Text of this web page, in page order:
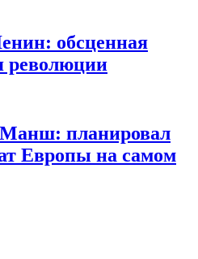
обсценная
революции
планировал
Европы на самом